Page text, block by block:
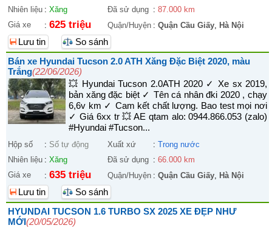
Nhiên liệu : Xăng Đã sử dụng : 87.000 km
Giá xe
: 625 triệu Quận/Huyện : Quận Cầu Giấy, Hà Nội
Lưu tin
So sánh
Bán xe Hyundai Tucson 2.0 ATH Xăng Đặc Biệt 2020, màu
Trắng(22/06/2026)
💥 Hyundai Tucson 2.0ATH 2020 ✓ Xe sx 2019,
bản xăng đặc biệt ✓ Tên cá nhân đki 2020 , chạy
6,6v km ✓ Cam kết chất lượng. Bao test mọi nơi
✓ Giá 6xx tr 💥 AE qtam alo: 0944.866.053 (zalo)
#Hyundai #Tucson...
Hộp số : Số tự động Xuất xứ : Trong nước
Nhiên liệu : Xăng Đã sử dụng : 66.000 km
Giá xe
: 635 triệu Quận/Huyện : Quận Cầu Giấy, Hà Nội
Lưu tin
So sánh
HYUNDAI TUCSON 1.6 TURBO SX 2025 XE ĐẸP NHƯ
MỚI(20/05/2026)